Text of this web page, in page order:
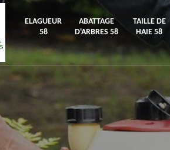
ELAGUEUR
58
ABATTAGE
D'ARBRES 58
TAILLE DE
HAIE 58